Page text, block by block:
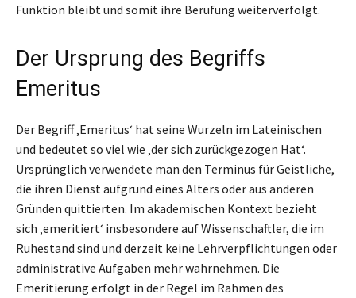
Funktion bleibt und somit ihre Berufung weiterverfolgt.
Der Ursprung des Begriffs
Emeritus
Der Begriff ‚Emeritus‘ hat seine Wurzeln im Lateinischen
und bedeutet so viel wie ‚der sich zurückgezogen Hat‘.
Ursprünglich verwendete man den Terminus für Geistliche,
die ihren Dienst aufgrund eines Alters oder aus anderen
Gründen quittierten. Im akademischen Kontext bezieht
sich ‚emeritiert‘ insbesondere auf Wissenschaftler, die im
Ruhestand sind und derzeit keine Lehrverpflichtungen oder
administrative Aufgaben mehr wahrnehmen. Die
Emeritierung erfolgt in der Regel im Rahmen des